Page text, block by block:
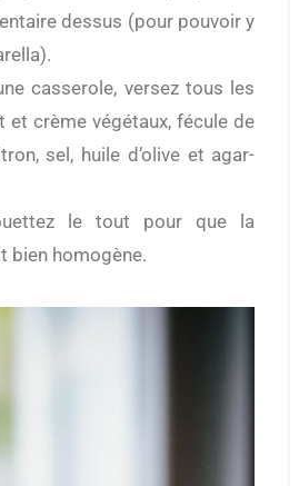
dessus (pour pouvoir y
casserole, versez tous les
et crème végétaux, fécule de
sel, huile d’olive et agar-
le tout pour que la
bien homogène.